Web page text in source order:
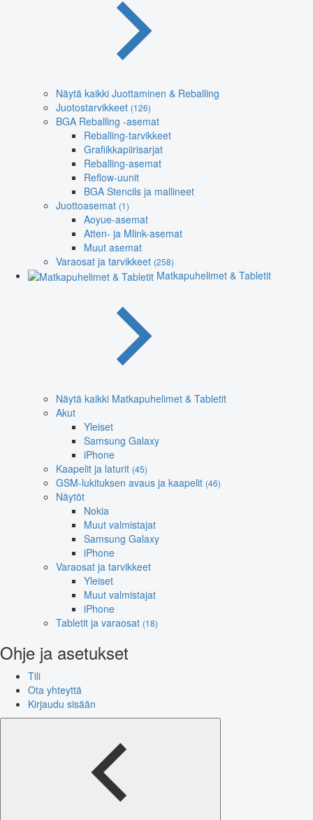
Näytä kaikki Juottaminen & Reballing
Juotostarvikkeet (126)
BGA Reballing -asemat
Reballing-tarvikkeet
Grafiikkapiirisarjat
Reballing-asemat
Reflow-uunit
BGA Stencils ja mallineet
Juottoasemat (1)
Aoyue-asemat
Atten- ja Mlink-asemat
Muut asemat
Varaosat ja tarvikkeet (258)
Matkapuhelimet & Tabletit
Näytä kaikki Matkapuhelimet & Tabletit
Akut
Yleiset
Samsung Galaxy
iPhone
Kaapelit ja laturit (45)
GSM-lukituksen avaus ja kaapelit (46)
Näytöt
Nokia
Muut valmistajat
Samsung Galaxy
iPhone
Varaosat ja tarvikkeet
Yleiset
Muut valmistajat
iPhone
Tabletit ja varaosat (18)
Ohje ja asetukset
Tili
Ota yhteyttä
Kirjaudu sisään